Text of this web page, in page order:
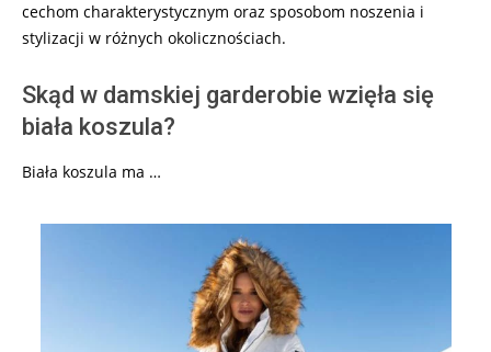
cechom charakterystycznym oraz sposobom noszenia i
stylizacji w różnych okolicznościach.
Skąd w damskiej garderobie wzięła się
biała koszula?
Biała koszula ma …